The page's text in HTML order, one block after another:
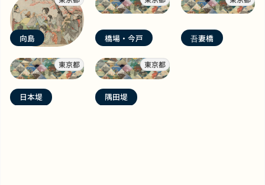
向島 橋場・今戸 吾妻橋
東京都
日本堤
東京都
隅田堤